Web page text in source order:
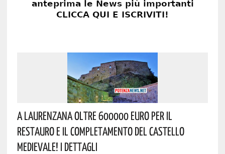
A Laurenzana Oltre 600000 Euro Per Il
Restauro E Il Completamento Del Castello
Medievale! I Dettagli